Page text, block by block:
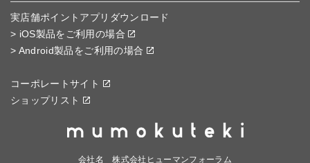
実店舗ポイントアプリダウンロード
> iOS製品をご利用の場合
> Android製品をご利用の場合
コーポレートサイト
ショップリスト
会社名 株式会社ヒューマンフォーラム